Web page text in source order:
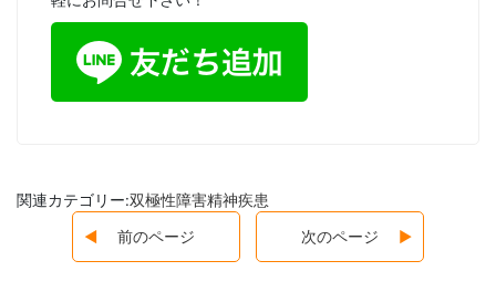
関連カテゴリー:双極性障害精神疾患
前のページ 次のページ